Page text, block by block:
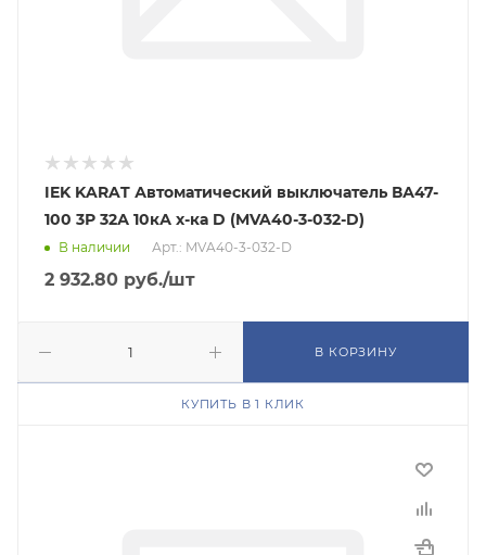
IEK KARAT Автоматический выключатель ВА47-
100 3Р 32А 10кА х-ка D (MVA40-3-032-D)
В наличии Арт.: MVA40-3-032-D
2 932.80 руб./шт
В КОРЗИНУ
КУПИТЬ В 1 КЛИК